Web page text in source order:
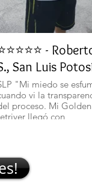
-
San Luis
"Mi miedo se
vi la
proceso. Mi Golden
llegó con